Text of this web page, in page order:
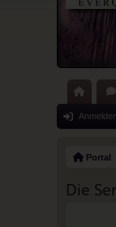
ort
Anmelden
Portal
Die